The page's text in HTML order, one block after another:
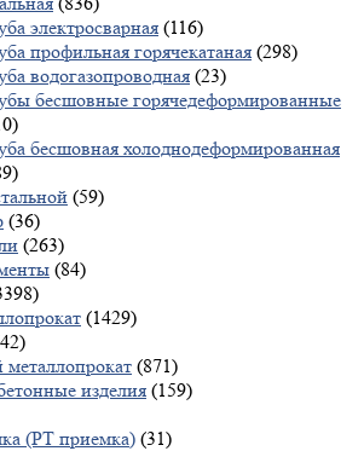
электросварная (116)
профильная горячекатаная (298)
водогазопроводная (23)
бесшовные горячедеформированные
бесшовная холоднодеформированная
(59)
(36)
(263)
(84)
(1429)
(871)
изделия (159)
(РТ приемка) (31)